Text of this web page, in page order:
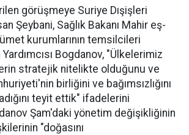
görüşmeye Suriye Dışişleri
Şeybani, Sağlık Bakanı Mahir eş-
kurumlarının temsilcileri
Yardımcısı Bogdanov, "Ülkelerimiz
stratejik nitelikte olduğunu ve
birliğini ve bağımsızlığını
teyit ettik" ifadelerini
Şam'daki yönetim değişikliğinin
"doğasını